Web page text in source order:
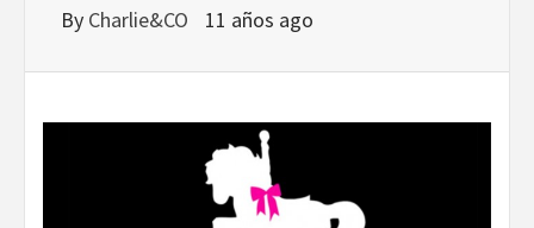
By Charlie&CO 11 años ago